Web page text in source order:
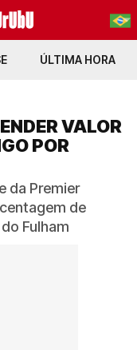
PT-BR ÚLTIMA HORA
VALOR
POR
da Premier
de
Fulham